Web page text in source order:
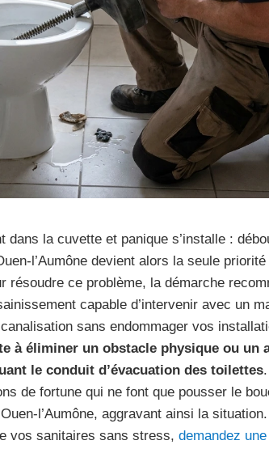
dans la cuvette et panique s’installe :
l’Aumône devient alors la seule
résoudre ce problème, la démarche
capable d’intervenir avec un
sans endommager vos
à éliminer un obstacle physique ou un
le conduit d’évacuation des toilettes
de fortune qui ne font que pousser le
l’Aumône, aggravant ainsi la
vos sanitaires sans stress, demandez